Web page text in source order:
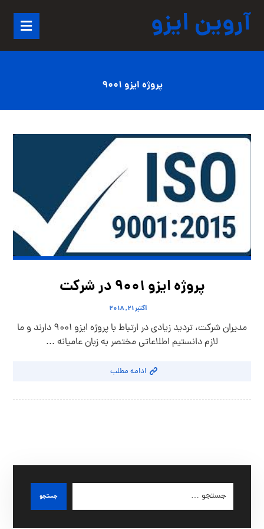
آروین ایزو
پروژه ایزو 9001
پروژه ایزو 9001 در شرکت
اکتبر ۲۱, ۲۰۱۸
مدیران شرکت، تردید زیادی در ارتباط با پروژه ایزو 9001 دارند و ما
لازم دانستیم اطلاعاتی مختصر به زبان عامیانه ...
ادامه مطلب
جستجو